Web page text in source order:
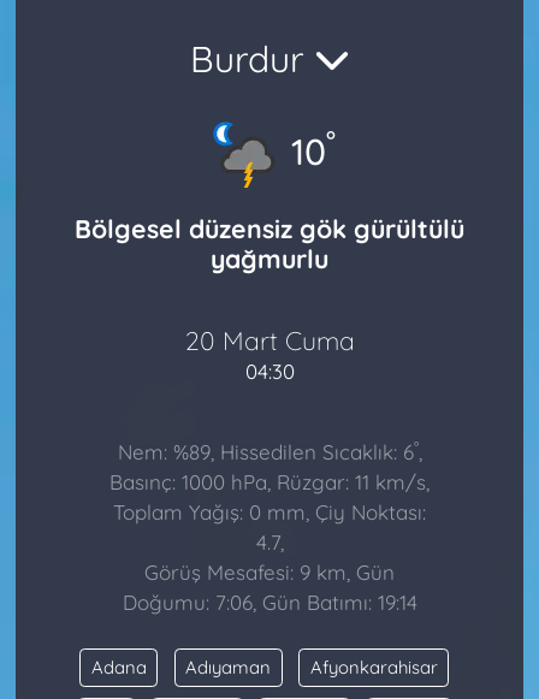
Burdur
10°
Bölgesel düzensiz gök gürültülü
yağmurlu
20 Mart Cuma
04:30
Nem: %89, Hissedilen Sıcaklık: 6°,
Basınç: 1000 hPa, Rüzgar: 11 km/s,
Toplam Yağış: 0 mm, Çiy Noktası:
4.7,
Görüş Mesafesi: 9 km, Gün
Doğumu: 7:06, Gün Batımı: 19:14
Adana Adıyaman Afyonkarahisar